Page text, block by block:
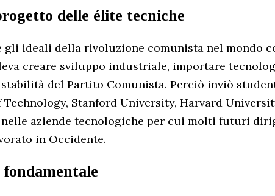
delle élite tecniche
gli ideali della rivoluzione comunista nel mondo
creare sviluppo industriale, importare
del Partito Comunista. Perciò inviò
Stanford University, Harvard
aziende tecnologiche per cui molti futuri
in Occidente.